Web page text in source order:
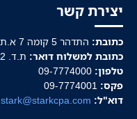
יצירת קשר
כתובת: התדהר 5 קומה 7 א.ת. רעננה
כתובת למשלוח דואר: ת.ד. 4242 רעננה מיקוד: 4366507
טלפון:
פקס:
דוא"ל: stark@starkcpa.com